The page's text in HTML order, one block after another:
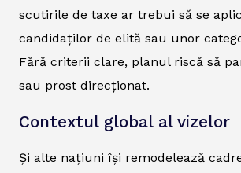
scutirile de taxe ar trebui să se
candidaților de elită sau unor
Fără criterii clare, planul riscă să
sau prost direcționat.
Contextul global al vizelor
Și alte națiuni își remodelează